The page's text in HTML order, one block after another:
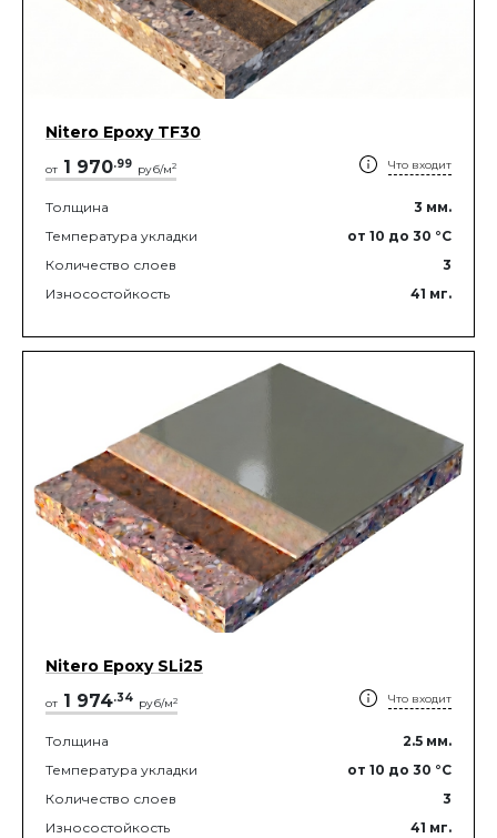
Nitero Epoxy TF30
от 1 970.99 руб/м2 Что входит
Толщина 3 мм.
Температура укладки
от 10 до 30 °C
Количество слоев
3
Износостойкость
41 мг.
Nitero Epoxy SLi25
от 1 974.34 руб/м2 Что входит
Толщина 2.5 мм.
Температура укладки
от 10 до 30 °C
Количество слоев
3
Износостойкость
41 мг.